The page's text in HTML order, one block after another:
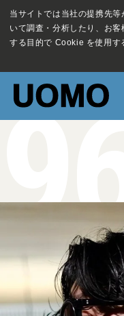
当サイトでは当社の提携先
いて調査・分析したり、お
する目的で Cookie を使用す